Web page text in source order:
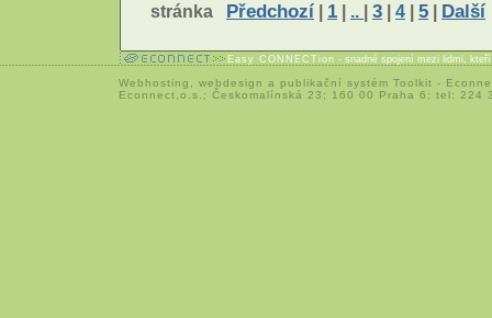
stránka Předchozí | 1 | .. | 3 | 4 | 5 | Další
Easy CONNECTion - snadné spojení mezi lidmi,
Webhosting webdesign a publikační systém Toolkit -
Econnect,o.s.; Českomalínská 23; 160 00 Praha 6; tel: 224